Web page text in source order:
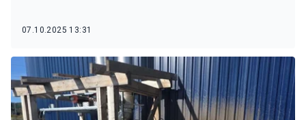
07.10.2025 13:31